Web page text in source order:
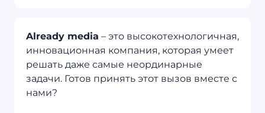
Already media – это высокотехнологичная,
инновационная компания, которая умеет
решать даже самые неординарные
задачи. Готов принять этот вызов вместе с
нами?